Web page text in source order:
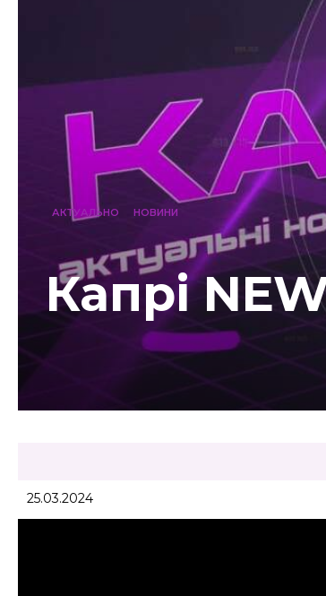
АКТУАЛЬНО НОВИНИ
Капрі
25.03.2024